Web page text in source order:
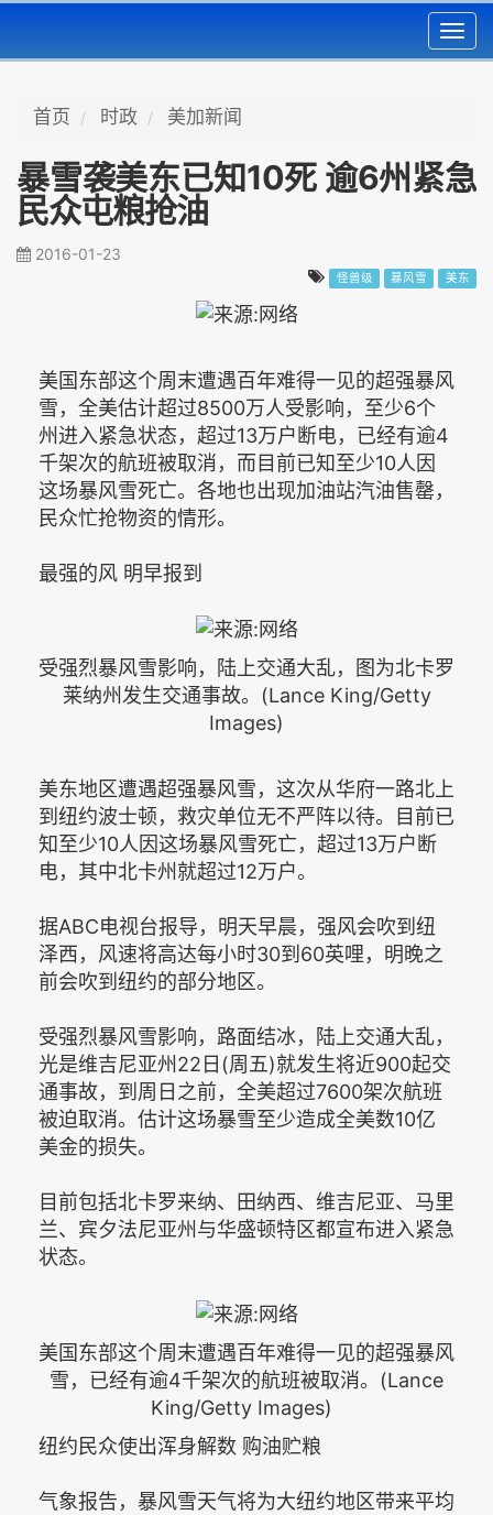
首页 时政 美加新闻
暴雪袭美东已知10死 逾6州紧急
民众屯粮抢油
2016-01-23
怪兽级 暴风雪 美东
美国东部这个周末遭遇百年难得一见的超强暴风
雪，全美估计超过8500万人受影响，至少6个
州进入紧急状态，超过13万户断电，已经有逾4
千架次的航班被取消，而目前已知至少10人因
这场暴风雪死亡。各地也出现加油站汽油售罄，
民众忙抢物资的情形。
最强的风 明早报到
受强烈暴风雪影响，陆上交通大乱，图为北卡罗
莱纳州发生交通事故。(Lance King/Getty
Images)
美东地区遭遇超强暴风雪，这次从华府一路北上
到纽约波士顿，救灾单位无不严阵以待。目前已
知至少10人因这场暴风雪死亡，超过13万户断
电，其中北卡州就超过12万户。
据ABC电视台报导，明天早晨，强风会吹到纽
泽西，风速将高达每小时30到60英哩，明晚之
前会吹到纽约的部分地区。
受强烈暴风雪影响，路面结冰，陆上交通大乱，
光是维吉尼亚州22日(周五)就发生将近900起交
通事故，到周日之前，全美超过7600架次航班
被迫取消。估计这场暴雪至少造成全美数10亿
美金的损失。
目前包括北卡罗来纳、田纳西、维吉尼亚、马里
兰、宾夕法尼亚州与华盛顿特区都宣布进入紧急
状态。
美国东部这个周末遭遇百年难得一见的超强暴风
雪，已经有逾4千架次的航班被取消。(Lance
King/Getty Images)
纽约民众使出浑身解数 购油贮粮
气象报告，暴风雪天气将为大纽约地区带来平均